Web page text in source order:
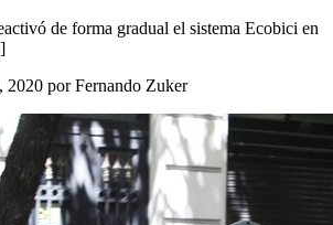
de forma gradual el sistema Ecobici en
2020 por Fernando Zuker